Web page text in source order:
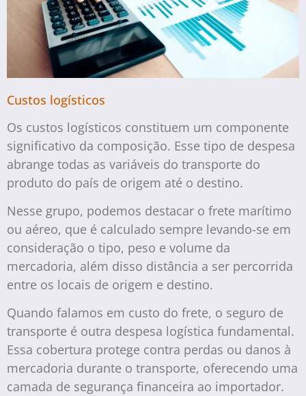
Custos logísticos
Os custos logísticos constituem um componente
significativo da composição. Esse tipo de despesa
abrange todas as variáveis do transporte do
produto do país de origem até o destino.
Nesse grupo, podemos destacar o frete marítimo
ou aéreo, que é calculado sempre levando-se em
consideração o tipo, peso e volume da
mercadoria, além disso distância a ser percorrida
entre os locais de origem e destino.
Quando falamos em custo do frete, o seguro de
transporte é outra despesa logística fundamental.
Essa cobertura protege contra perdas ou danos à
mercadoria durante o transporte, oferecendo uma
camada de segurança financeira ao importador.